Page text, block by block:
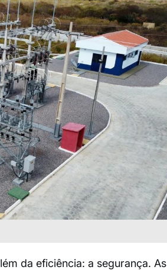
da eficiência: a segurança. As